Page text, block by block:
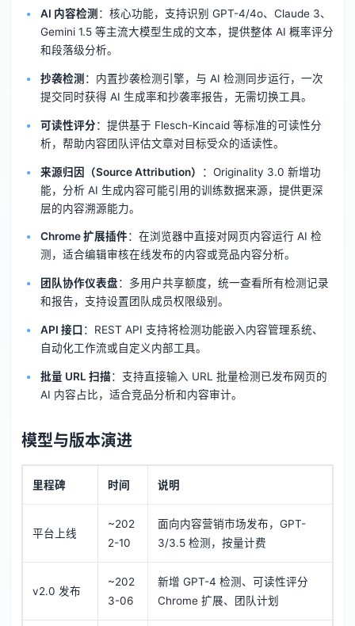
AI 内容检测 ：核心功能，支持识别 GPT-4/4o、Claude 3、
Gemini 1.5 等主流大模型生成的文本，提供整体 AI 概率评分
和段落级分析。
抄袭检测 ：内置抄袭检测引擎，与 AI 检测同步运行，一次
提交同时获得 AI 生成率和抄袭率报告，无需切换工具。
可读性评分：提供基于 Flesch-Kincaid 等标准的可读性分
析，帮助内容团队评估文章对目标受众的适读性。
来源归因（Source Attribution）
：Originality 3.0 新增功
能，分析 AI 生成内容可能引用的训练数据来源，提供更深
层的内容溯源能力。
Chrome 扩展插件：在浏览器中直接对网页内容运行 AI 检
测，适合编辑审核在线发布的内容或竞品内容分析。
团队协作仪表盘：多用户共享额度，统一查看所有检测记录
和报告，支持设置团队成员权限级别。
API 接口 ：REST API 支持将检测功能嵌入内容管理系统、
自动化工作流或自定义内部工具。
批量 URL 扫描：支持直接输入 URL 批量检测已发布网页的
AI 内容占比，适合竞品分析和内容审计。
模型与版本演进
里程碑 时间 说明
平台上线
~202
2-10
面向内容营销市场发布，GPT-
3/3.5 检测，按量计费
v2.0 发布
~202
3-06
新增 GPT-4 检测、可读性评分
Chrome 扩展、团队计划